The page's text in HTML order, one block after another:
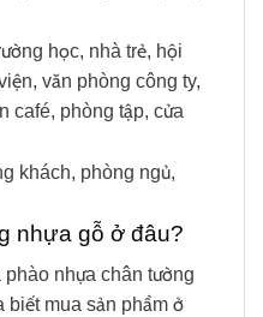
học, nhà trẻ, hội
văn phòng công ty,
café, phòng tập, cửa
khách, phòng ngủ,
nhựa gỗ ở đâu?
nhựa chân tường
biết mua sản phẩm ở